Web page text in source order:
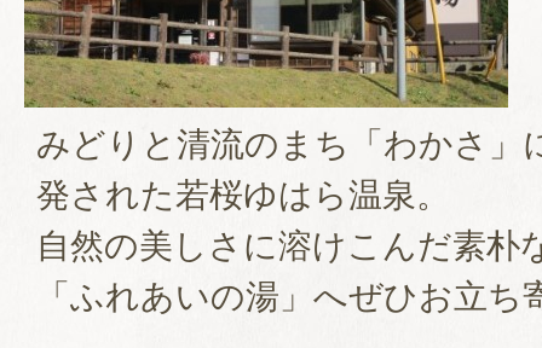
みどりと清流のまち「わかさ」
発された若桜ゆはら温泉。
自然の美しさに溶けこんだ素朴
「ふれあいの湯」へぜひお立ち